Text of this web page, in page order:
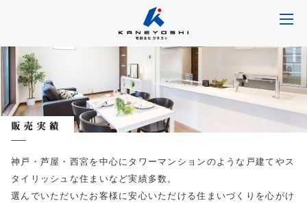
神戸・芦屋・西宮を中心にタワーマンションのような戸建てやス
タイリッシュな住まいなど実績多数。
選んでいただいたお客様に安心いただける住まいづくりを心がけ